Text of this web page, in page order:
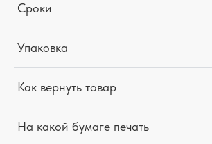
Сроки
Упаковка
Как вернуть товар
На какой бумаге печать